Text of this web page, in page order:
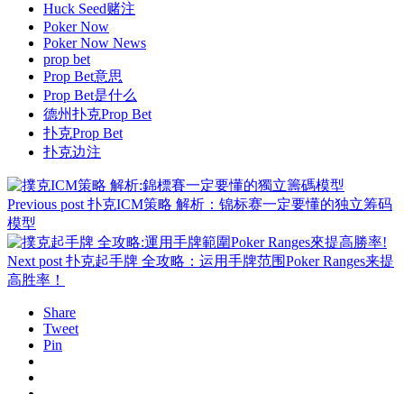
Huck Seed赌注
Poker Now
Poker Now News
prop bet
Prop Bet意思
Prop Bet是什么
德州扑克Prop Bet
扑克Prop Bet
扑克边注
Previous post 扑克ICM策略 解析：锦标赛一定要懂的独立筹码
模型
Next post 扑克起手牌 全攻略：运用手牌范围Poker Ranges来提
高胜率！
Share
Tweet
Pin